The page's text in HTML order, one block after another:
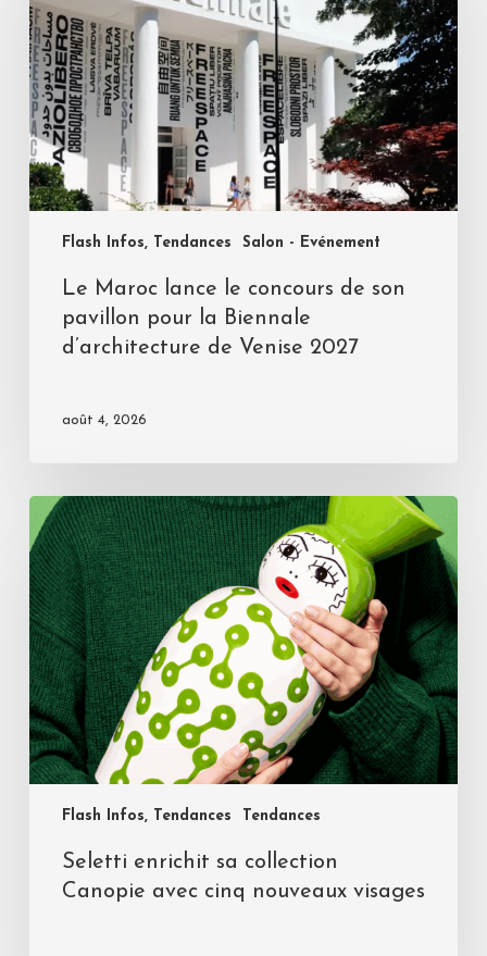
Flash Infos, Tendances Salon - Evénement
Le Maroc lance le concours de son
pavillon pour la Biennale
d’architecture de Venise 2027
août 4, 2026
Flash Infos, Tendances Tendances
Seletti enrichit sa collection
Canopie avec cinq nouveaux visages